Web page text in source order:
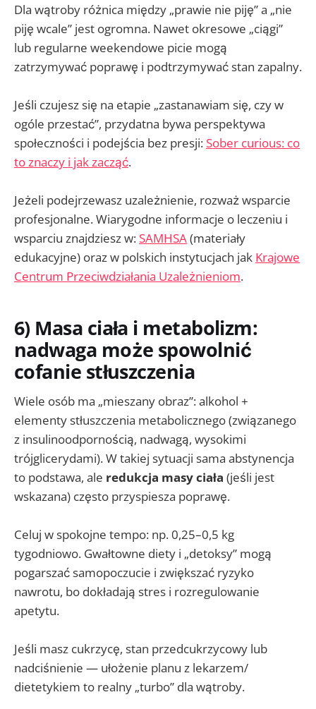
Dla wątroby różnica między „prawie nie piję” a „nie
piję wcale” jest ogromna. Nawet okresowe „ciągi”
lub regularne weekendowe picie mogą
zatrzymywać poprawę i podtrzymywać stan zapalny.
Jeśli czujesz się na etapie „zastanawiam się, czy w
ogóle przestać”, przydatna bywa perspektywa
społeczności i podejścia bez presji: Sober curious: co
to znaczy i jak zacząć.
Jeżeli podejrzewasz uzależnienie, rozważ wsparcie
profesjonalne. Wiarygodne informacje o leczeniu i
wsparciu znajdziesz w: SAMHSA(materiały
edukacyjne) oraz w polskich instytucjach jak Krajowe
Centrum Przeciwdziałania Uzależnieniom.
6) Masa ciała i metabolizm:
nadwaga może spowolnić
cofanie stłuszczenia
Wiele osób ma „mieszany obraz”: alkohol +
elementy stłuszczenia metabolicznego (związanego
z insulinoodpornością, nadwagą, wysokimi
trójglicerydami). W takiej sytuacji sama abstynencja
to podstawa, ale redukcja masy ciała (jeśli jest
wskazana) często przyspiesza poprawę.
Celuj w spokojne tempo: np. 0,25–0,5 kg
tygodniowo. Gwałtowne diety i „detoksy” mogą
pogarszać samopoczucie i zwiększać ryzyko
nawrotu, bo dokładają stres i rozregulowanie
apetytu.
Jeśli masz cukrzycę, stan przedcukrzycowy lub
nadciśnienie — ułożenie planu z lekarzem/
dietetykiem to realny „turbo” dla wątroby.